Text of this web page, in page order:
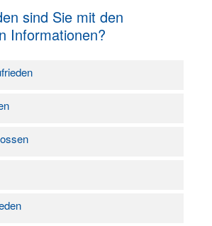
sind Sie mit den
Informationen?